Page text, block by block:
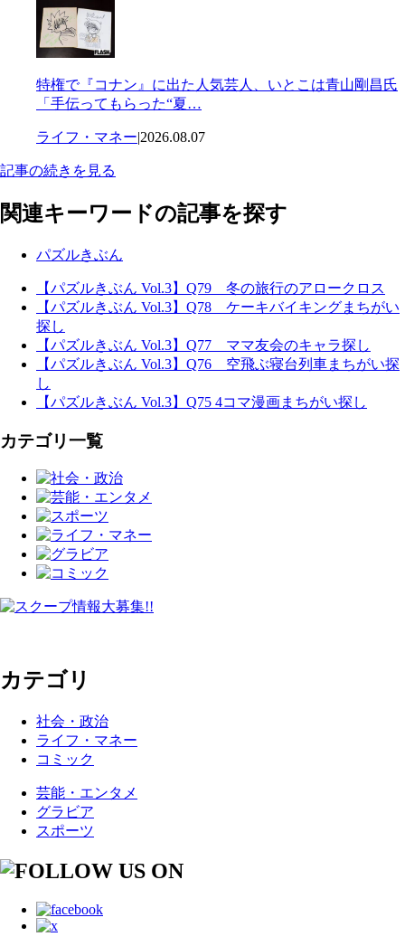
特権で『コナン』に出た人気芸人、いとこは青山剛昌氏
「手伝ってもらった“夏…
ライフ・マネー|2026.08.07
記事の続きを見る
関連キーワードの記事を探す
パズルきぶん
【パズルきぶん Vol.3】Q79 冬の旅行のアロークロス
【パズルきぶん Vol.3】Q78 ケーキバイキングまちがい
探し
【パズルきぶん Vol.3】Q77 ママ友会のキャラ探し
【パズルきぶん Vol.3】Q76 空飛ぶ寝台列車まちがい探
し
【パズルきぶん Vol.3】Q75 4コマ漫画まちがい探し
カテゴリ一覧
カテゴリ
社会・政治
ライフ・マネー
コミック
芸能・エンタメ
グラビア
スポーツ